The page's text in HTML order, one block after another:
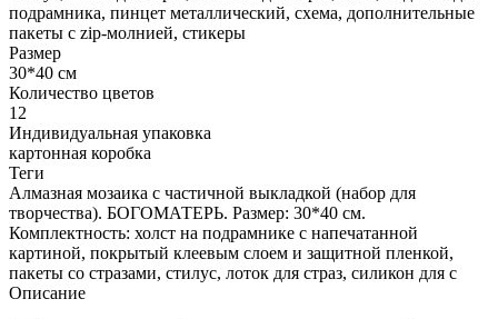
подрамника, пинцет металлический, схема, дополнительные
пакеты с zip-молнией, стикеры
Размер
30*40 см
Количество цветов
12
Индивидуальная упаковка
картонная коробка
Теги
Алмазная мозаика с частичной выкладкой (набор для
творчества). БОГОМАТЕРЬ. Размер: 30*40 см.
Комплектность: холст на подрамнике с напечатанной
картиной, покрытый клеевым слоем и защитной пленкой,
пакеты со стразами, стилус, лоток для страз, силикон для с
Описание